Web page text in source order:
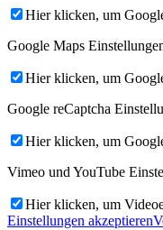
Hier klicken, um
Google Maps
Hier klicken, um
Google reCaptcha
Hier klicken, um
Vimeo und YouTube
Hier klicken, um
Einstellungen akzeptieren